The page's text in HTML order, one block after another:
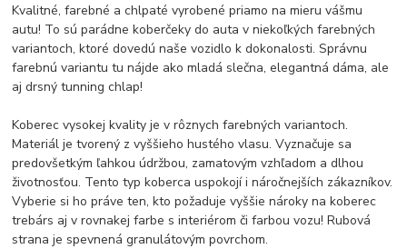
Kvalitné, farebné a chlpaté vyrobené priamo na mieru vášmu
autu! To sú parádne koberčeky do auta v niekoľkých farebných
variantoch, ktoré dovedú naše vozidlo k dokonalosti.Správnu
farebnú variantu tu nájde ako mladá slečna, elegantná dáma, ale
aj drsný tunning chlap!
Koberec vysokej kvality je v rôznych farebných variantoch.
Materiál je tvorený z vyššieho hustého vlasu.Vyznačuje sa
predovšetkým ľahkou údržbou, zamatovým vzhľadom a dlhou
životnosťou. Tento typ koberca uspokojí i náročnejších zákazníkov.
Vyberie si ho práve ten, kto požaduje vyššie nároky na koberec
trebárs aj v rovnakej farbe s interiérom či farbou vozu!Rubová
strana je spevnená granulátovým povrchom.